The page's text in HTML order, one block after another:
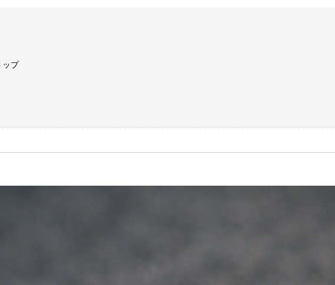
ップ